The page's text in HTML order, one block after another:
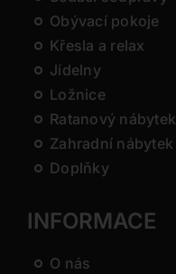
Obývací pokoje
Křesla a relax
Jídelny
Ložnice
Ratanový nábytek
Zahradní nábytek
Doplňky
INFORMACE
O nás